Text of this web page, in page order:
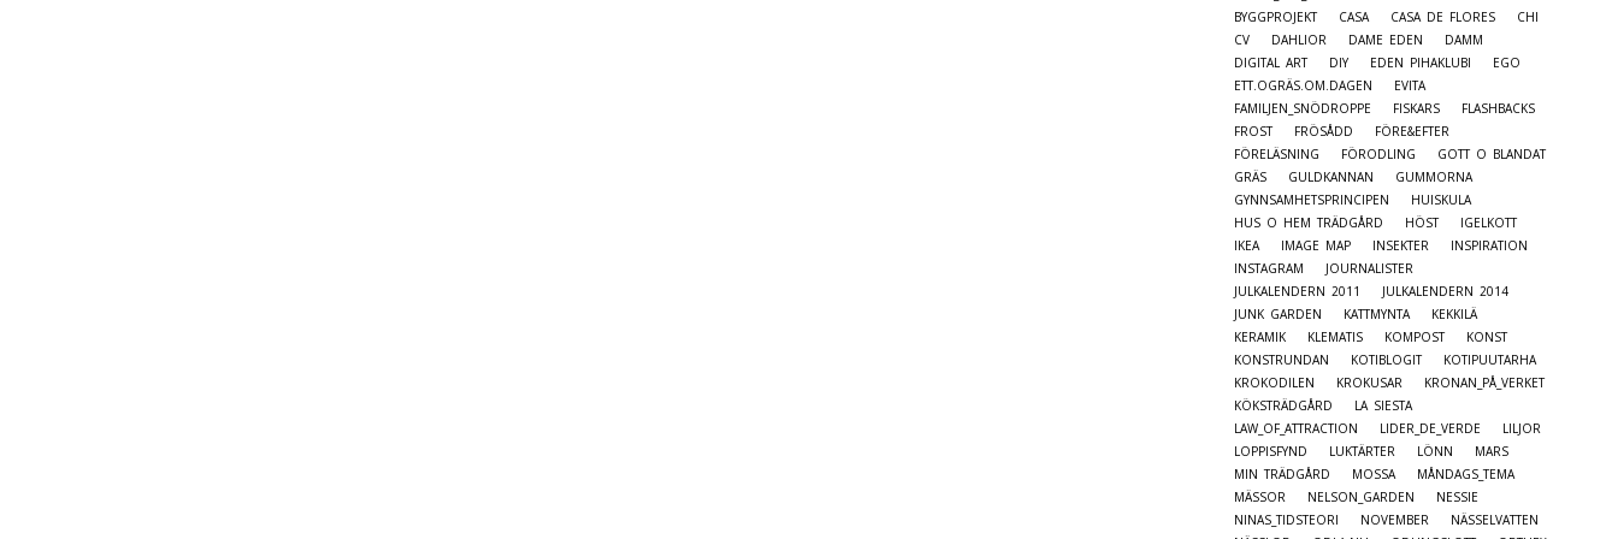
BYGGPROJEKT
CASA CASA DE FLORES
CHI
CV
DAHLIOR DAME EDEN
DAMM
DIGITAL ART
DIY EDEN PIHAKLUBI
EGO
ETT.OGRÄS.OM.DAGEN
EVITA
FAMILJEN_SNÖDROPPE
FISKARS
FLASHBACKS
FROST
FRÖSÅDD
FÖRE&EFTER
FÖRELÄSNING
FÖRODLING
GOTT O BLANDAT
GRÄS
GULDKANNAN
GUMMORNA
GYNNSAMHETSPRINCIPEN
HUISKULA
HUS O HEM TRÄDGÅRD
HÖST
IGELKOTT
IKEA
IMAGE MAP INSEKTER
INSPIRATION
INSTAGRAM
JOURNALISTER
JULKALENDERN 2011
JULKALENDERN 2014
JUNK GARDEN
KATTMYNTA
KEKKILÄ
KERAMIK
KLEMATIS KOMPOST
KONST
KONSTRUNDAN
KOTIBLOGIT
KOTIPUUTARHA
KROKODILEN
KROKUSAR
KRONAN_PÅ_VERKET
KÖKSTRÄDGÅRD
LA SIESTA
LAW_OF_ATTRACTION
LIDER_DE_VERDE
LILJOR
LOPPISFYND
LUKTÄRTER LÖNN
MARS
MIN TRÄDGÅRD
MOSSA
MÅNDAGS_TEMA
MÄSSOR
NELSON_GARDEN
NESSIE
NINAS_TIDSTEORI
NOVEMBER
NÄSSELVATTEN